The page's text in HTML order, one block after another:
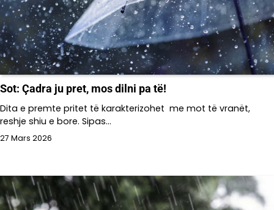
Sot: Çadra ju pret, mos dilni pa të!
Dita e premte pritet të karakterizohet me mot të vranët,
reshje shiu e bore. Sipas…
27 Mars 2026